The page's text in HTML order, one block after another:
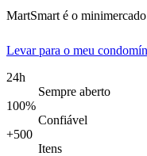
MartSmart é o
Levar para o meu
24h
Sempre aberto
100%
Confiável
+500
Itens